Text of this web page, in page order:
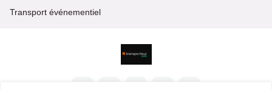
Transport événementiel